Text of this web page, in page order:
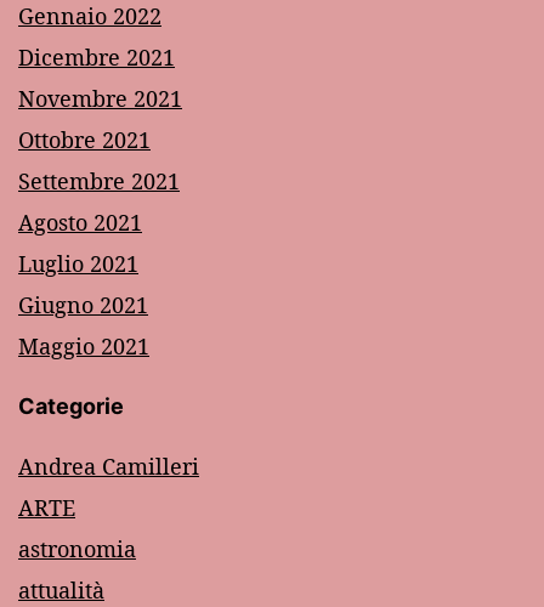
Gennaio 2022
Dicembre 2021
Novembre 2021
Ottobre 2021
Settembre 2021
Agosto 2021
Luglio 2021
Giugno 2021
Maggio 2021
Categorie
Andrea Camilleri
ARTE
astronomia
attualità